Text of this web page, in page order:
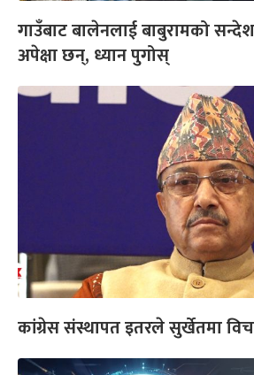
गाउँबाट बालेनलाई बाबुरामको
अपेक्षा छन्, ध्यान पुगोस्
कांग्रेस संस्थापत इतरले सुर्खेतमा